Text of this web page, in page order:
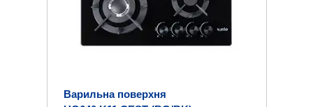
Варильна поверхня